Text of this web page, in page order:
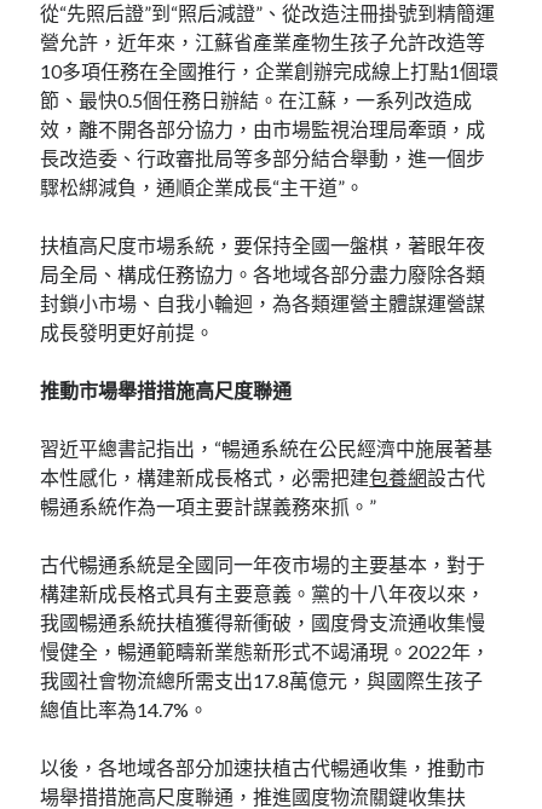
從“先照后證”到“照后減證”、從改造注冊掛號到精簡運
營允許，近年來，江蘇省產業產物生孩子允許改造等
10多項任務在全國推行，企業創辦完成線上打點1個環
節、最快0.5個任務日辦結。在江蘇，一系列改造成
效，離不開各部分協力，由市場監視治理局牽頭，成
長改造委、行政審批局等多部分結合舉動，進一個步
驟松綁減負，通順企業成長“主干道”。
扶植高尺度市場系統，要保持全國一盤棋，著眼年夜
局全局、構成任務協力。各地域各部分盡力廢除各類
封鎖小市場、自我小輪迴，為各類運營主體謀運營謀
成長發明更好前提。
推動市場舉措措施高尺度聯通
習近平總書記指出，“暢通系統在公民經濟中施展著基
本性感化，構建新成長格式，必需把建包養網設古代
暢通系統作為一項主要計謀義務來抓。”
古代暢通系統是全國同一年夜市場的主要基本，對于
構建新成長格式具有主要意義。黨的十八年夜以來，
我國暢通系統扶植獲得新衝破，國度骨支流通收集慢
慢健全，暢通範疇新業態新形式不竭涌現。2022年，
我國社會物流總所需支出17.8萬億元，與國際生孩子
總值比率為14.7%。
以後，各地域各部分加速扶植古代暢通收集，推動市
場舉措措施高尺度聯通，推進國度物流關鍵收集扶